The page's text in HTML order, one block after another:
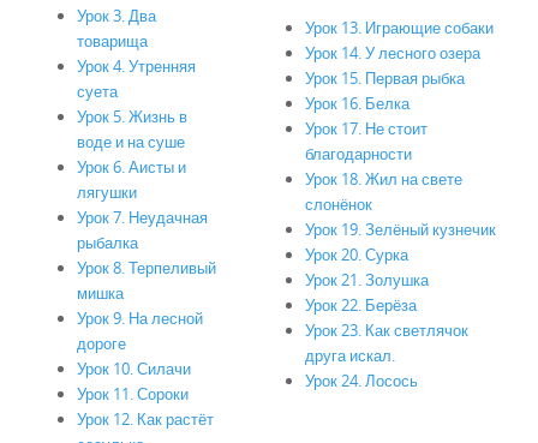
Урок 3. Два
товарища
Урок 4. Утренняя
суета
Урок 5. Жизнь в
воде и на суше
Урок 6. Аисты и
лягушки
Урок 7. Неудачная
рыбалка
Урок 8. Терпеливый
мишка
Урок 9. На лесной
дороге
Урок 10. Силачи
Урок 11. Сороки
Урок 12. Как растёт
Урок 13. Играющие собаки
Урок 14. У лесного озера
Урок 15. Первая рыбка
Урок 16. Белка
Урок 17. Не стоит
благодарности
Урок 18. Жил на свете
слонёнок
Урок 19. Зелёный кузнечик
Урок 20. Сурка
Урок 21. Золушка
Урок 22. Берёза
Урок 23. Как светлячок
друга искал.
Урок 24. Лосось